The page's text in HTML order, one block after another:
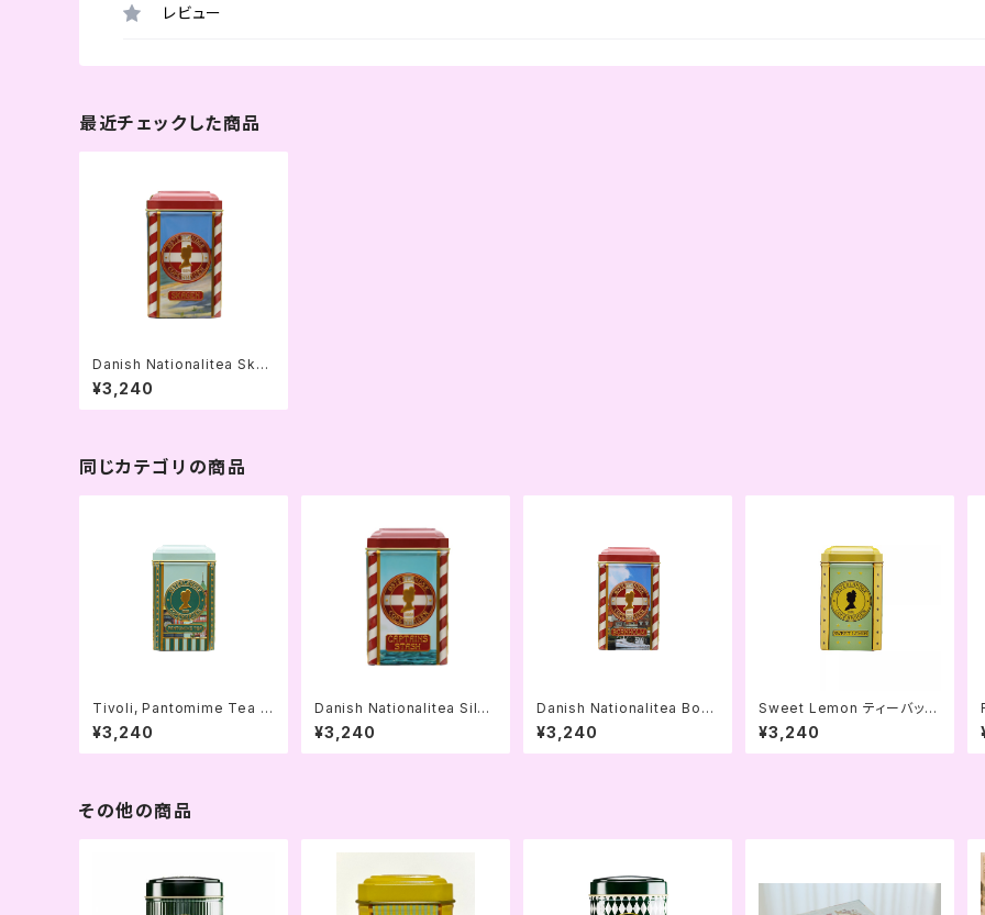
レビュー
最近チェックした商品
Danish Nationalitea Skag
en ティーバッグ缶
¥3,240
同じカテゴリの商品
Tivoli, Pantomime Tea テ
ィーバッグ缶
¥3,240
Danish Nationalitea Silke
borg ティーバッグ缶
¥3,240
Danish Nationalitea Born
holm ティーバッグ缶
¥3,240
Sweet Lemon ティーバッグ
缶
¥3,240
その他の商品